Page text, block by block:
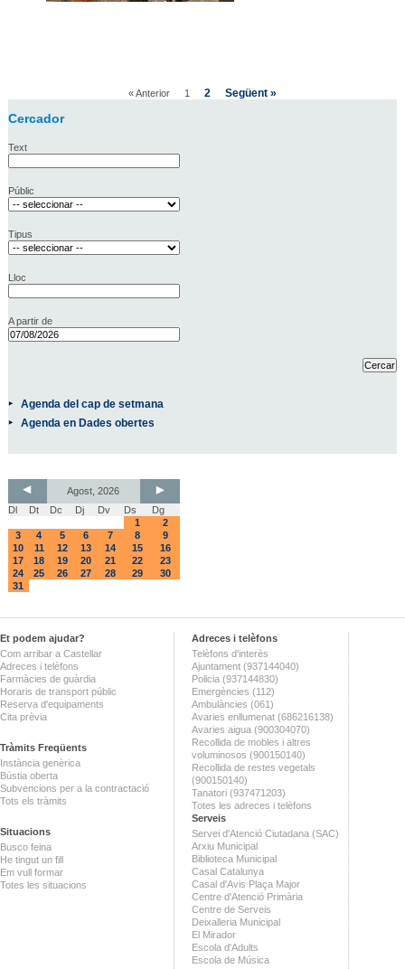
« Anterior 1 2 Següent »
Cercador
Text
Públic
Tipus
Lloc
A partir de
Agenda del cap de setmana
Agenda en Dades obertes
Agost, 2026
Dl
Dt Dc Dj Dv Ds
Dg
1
2
3
4 5 6 7 8
9
10
11 12 13 14 15
16
17
18 19 20 21 22
23
24
25 26 27 28 29
30
31
Et podem ajudar?
Com arribar a Castellar
Adreces i telèfons
Farmàcies de guàrdia
Horaris de transport públic
Reserva d'equipaments
Cita prèvia
Tràmits Freqüents
Instància genèrica
Bústia oberta
Subvencions per a la contractació
Tots els tràmits
Situacions
Busco feina
He tingut un fill
Em vull formar
Totes les situacions
Adreces i telèfons
Telèfons d'interès
Ajuntament (937144040)
Policia (937144830)
Emergències (112)
Ambulàncies (061)
Avaries enllumenat (686216138)
Avaries aigua (900304070)
Recollida de mobles i altres
voluminosos (900150140)
Recollida de restes vegetals
(900150140)
Tanatori (937471203)
Totes les adreces i telèfons
Serveis
Servei d'Atenció Ciutadana (SAC)
Arxiu Municipal
Biblioteca Municipal
Casal Catalunya
Casal d'Avis Plaça Major
Centre d'Atenció Primària
Centre de Serveis
Deixalleria Municipal
El Mirador
Escola d'Adults
Escola de Música